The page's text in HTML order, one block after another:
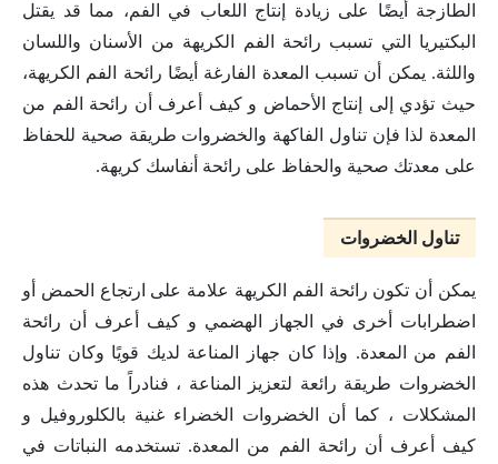
الطازجة أيضًا على زيادة إنتاج اللعاب في الفم، مما قد يقتل
البكتيريا التي تسبب رائحة الفم الكريهة من الأسنان واللسان
واللثة. يمكن أن تسبب المعدة الفارغة أيضًا رائحة الفم الكريهة،
حيث تؤدي إلى إنتاج الأحماض و كيف أعرف أن رائحة الفم من
المعدة لذا فإن تناول الفاكهة والخضروات طريقة صحية للحفاظ
على معدتك صحية والحفاظ على رائحة أنفاسك كريهة.
تناول الخضروات
يمكن أن تكون رائحة الفم الكريهة علامة على ارتجاع الحمض أو
اضطرابات أخرى في الجهاز الهضمي و كيف أعرف أن رائحة
الفم من المعدة. وإذا كان جهاز المناعة لديك قويًا وكان تناول
الخضروات طريقة رائعة لتعزيز المناعة ، فنادراً ما تحدث هذه
المشكلات ، كما أن الخضروات الخضراء غنية بالكلوروفيل و
كيف أعرف أن رائحة الفم من المعدة. تستخدمه النباتات في